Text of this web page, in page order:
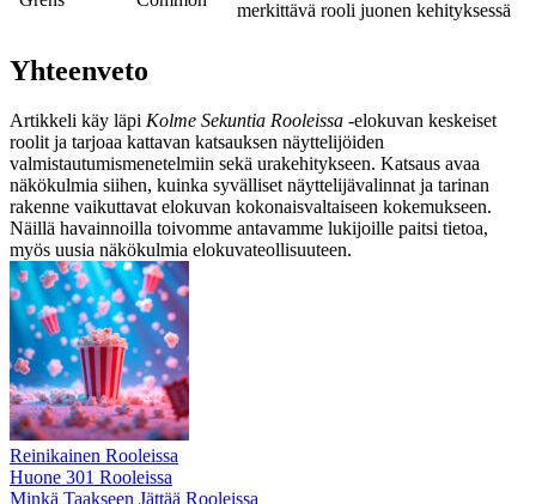
merkittävä rooli juonen kehityksessä
Yhteenveto
Artikkeli käy läpi Kolme Sekuntia Rooleissa -elokuvan keskeiset
roolit ja tarjoaa kattavan katsauksen näyttelijöiden
valmistautumismenetelmiin sekä urakehitykseen. Katsaus avaa
näkökulmia siihen, kuinka syvälliset näyttelijävalinnat ja tarinan
rakenne vaikuttavat elokuvan kokonaisvaltaiseen kokemukseen.
Näillä havainnoilla toivomme antavamme lukijoille paitsi tietoa,
myös uusia näkökulmia elokuvateollisuuteen.
Reinikainen Rooleissa
Huone 301 Rooleissa
Minkä Taakseen Jättää Rooleissa